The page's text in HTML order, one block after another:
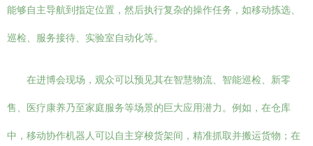
能够自主导航到指定位置，然后执行复杂的操作任务，如移动拣选、
巡检、服务接待、实验室自动化等。
在进博会现场，观众可以预见其在智慧物流、智能巡检、新零
售、医疗康养乃至家庭服务等场景的巨大应用潜力。例如，在仓库
中，移动协作机器人可以自主穿梭货架间，精准抓取并搬运货物；在